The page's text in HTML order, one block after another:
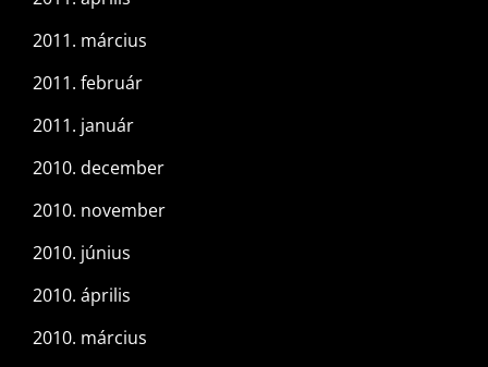
2011. március
2011. február
2011. január
2010. december
2010. november
2010. június
2010. április
2010. március